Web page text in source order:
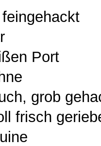
Port
grob
frisch